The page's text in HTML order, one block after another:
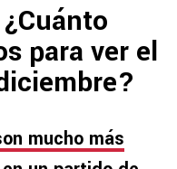
para ver el
mucho más